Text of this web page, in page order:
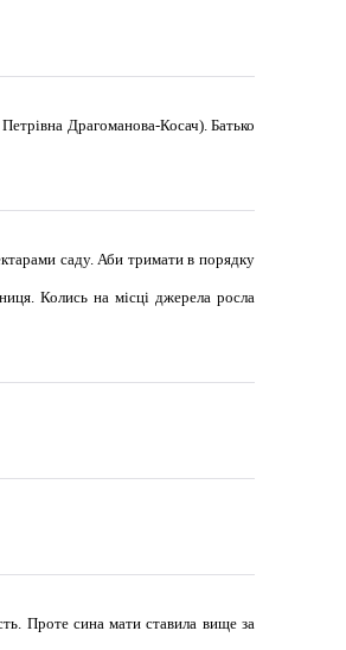
Драгоманова-Косач). Батько
саду. Аби тримати в порядку
Колись на місці джерела росла
Проте сина мати ставила вище за